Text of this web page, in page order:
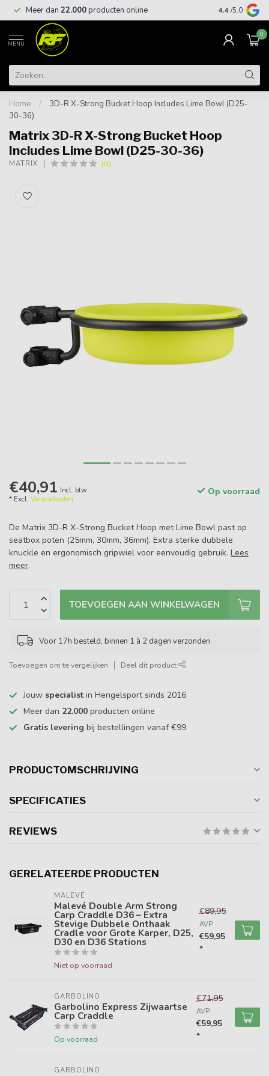
Meer dan 22.000producten online Gratis
4.4 /5.0
MENU
0
Home /
3D-R X-Strong Bucket Hoop Includes Lime Bowl (D25-
30-36)
Matrix 3D-R X-Strong Bucket Hoop
Includes Lime Bowl (D25-30-36)
MATRIX (0)
€40,91 Incl. btw
* Excl. Verzendkosten
Op voorraad
De Matrix 3D-R X-Strong Bucket Hoop met Lime Bowl past op
seatbox poten (25mm, 30mm, 36mm). Extra sterke dubbele
knuckle en ergonomisch gripwiel voor eenvoudig gebruik. Lees
meer.
TOEVOEGEN AAN WINKELWAGEN
Voor 17h besteld, binnen 1 à 2 dagen verzonden
Toevoegen om te vergelijken Deel dit product
Jouw specialist in Hengelsport sinds 2016
Meer dan 22.000 producten online
Gratis levering bij bestellingen vanaf €99
PRODUCTOMSCHRIJVING
SPECIFICATIES
REVIEWS
GERELATEERDE PRODUCTEN
MALEVÉ
Malevé Double Arm Strong
Carp Craddle D36 – Extra
Stevige Dubbele Onthaak
Cradle voor Grote Karper, D25,
D30 en D36 Stations
Niet op voorraad
€89,95
AVP
€59,95
*
GARBOLINO
Garbolino Express Zijwaartse
Carp Craddle
Op voorraad
€71,95
AVP
€59,95
*
GARBOLINO